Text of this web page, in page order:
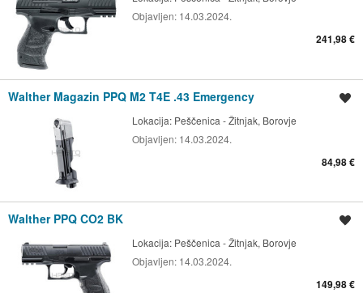
Objavljen: 14.03.2024.
241,98 €
Walther Magazin PPQ M2 T4E .43 Emergency
Lokacija: Peščenica - Žitnjak, Borovje
Objavljen: 14.03.2024.
84,98 €
Walther PPQ CO2 BK
Lokacija: Peščenica - Žitnjak, Borovje
Objavljen: 14.03.2024.
149,98 €